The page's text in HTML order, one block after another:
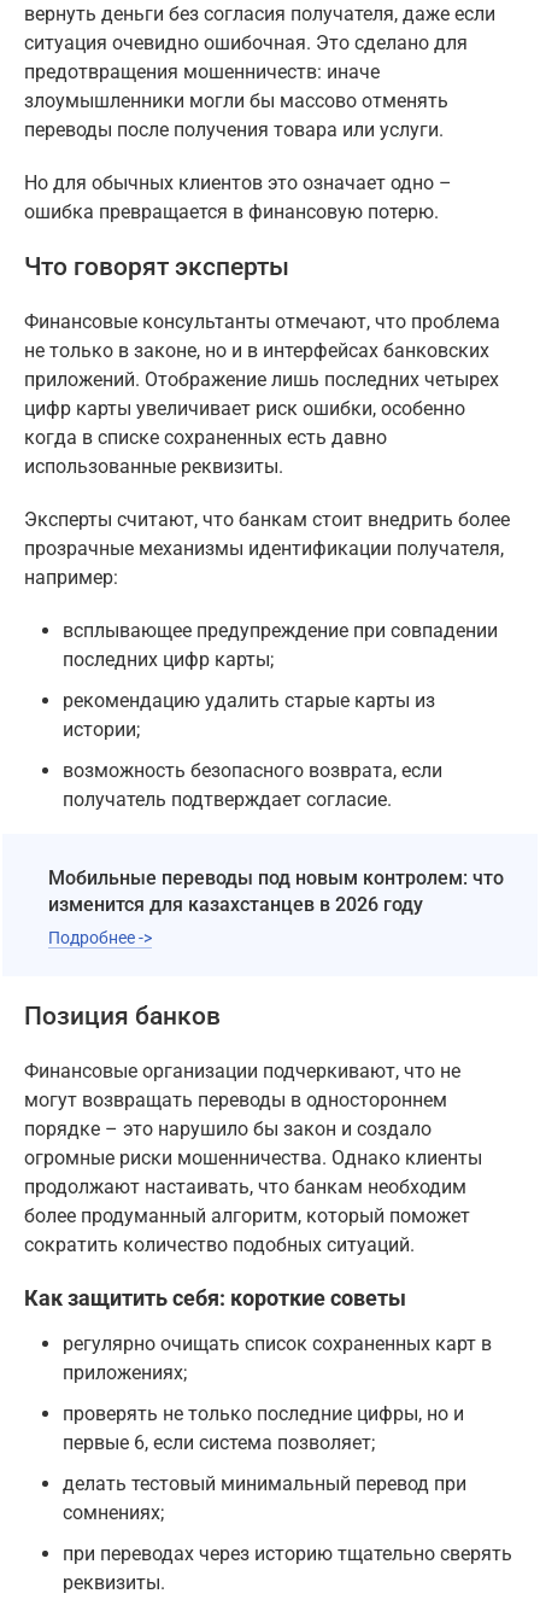
вернуть деньги без согласия получателя, даже если
ситуация очевидно ошибочная. Это сделано для
предотвращения мошенничеств: иначе
злоумышленники могли бы массово отменять
переводы после получения товара или услуги.
Но для обычных клиентов это означает одно –
ошибка превращается в финансовую потерю.
Что говорят эксперты
Финансовые консультанты отмечают, что проблема
не только в законе, но и в интерфейсах банковских
приложений. Отображение лишь последних четырех
цифр карты увеличивает риск ошибки, особенно
когда в списке сохраненных есть давно
использованные реквизиты.
Эксперты считают, что банкам стоит внедрить более
прозрачные механизмы идентификации получателя,
например:
всплывающее предупреждение при совпадении
последних цифр карты;
рекомендацию удалить старые карты из
истории;
возможность безопасного возврата, если
получатель подтверждает согласие.
Мобильные переводы под новым контролем: что
изменится для казахстанцев в 2026 году
Подробнее ->
Позиция банков
Финансовые организации подчеркивают, что не
могут возвращать переводы в одностороннем
порядке – это нарушило бы закон и создало
огромные риски мошенничества. Однако клиенты
продолжают настаивать, что банкам необходим
более продуманный алгоритм, который поможет
сократить количество подобных ситуаций.
Как защитить себя: короткие советы
регулярно очищать список сохраненных карт в
приложениях;
проверять не только последние цифры, но и
первые 6, если система позволяет;
делать тестовый минимальный перевод при
сомнениях;
при переводах через историю тщательно сверять
реквизиты.